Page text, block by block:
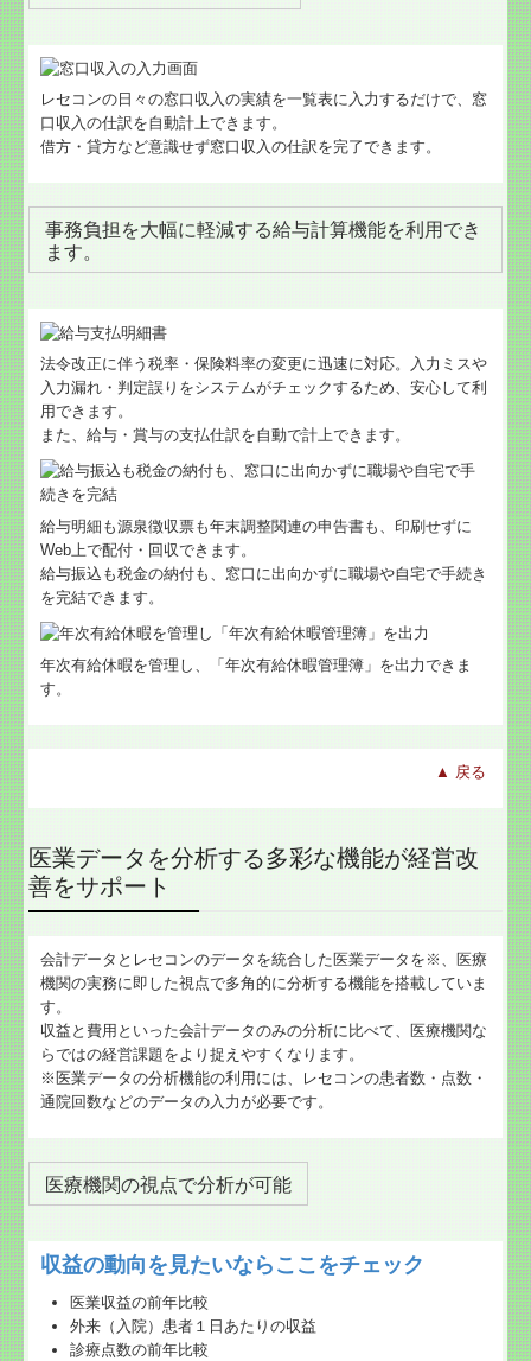
レセコンの日々の窓口収入の実績を一覧表に入力するだけで、窓
口収入の仕訳を自動計上できます。
借方・貸方など意識せず窓口収入の仕訳を完了できます。
事務負担を大幅に軽減する給与計算機能を利用でき
ます。
法令改正に伴う税率・保険料率の変更に迅速に対応。入力ミスや
入力漏れ・判定誤りをシステムがチェックするため、安心して利
用できます。
また、給与・賞与の支払仕訳を自動で計上できます。
給与明細も源泉徴収票も年末調整関連の申告書も、印刷せずに
Web上で配付・回収できます。
給与振込も税金の納付も、窓口に出向かずに職場や自宅で手続き
を完結できます。
年次有給休暇を管理し、「年次有給休暇管理簿」を出力できま
す。
▲ 戻る
医業データを分析する多彩な機能が経営改
善をサポート
会計データとレセコンのデータを統合した医業データを※、医療
機関の実務に即した視点で多角的に分析する機能を搭載していま
す。
収益と費用といった会計データのみの分析に比べて、医療機関な
らではの経営課題をより捉えやすくなります。
※医業データの分析機能の利用には、レセコンの患者数・点数・
通院回数などのデータの入力が必要です。
医療機関の視点で分析が可能
収益の動向を見たいならここをチェック
医業収益の前年比較
外来（入院）患者１日あたりの収益
診療点数の前年比較